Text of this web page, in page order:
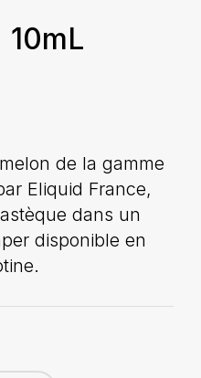
de la gamme
Eliquid France,
dans un
disponible en